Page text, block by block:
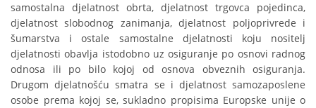
samostalna djelatnost obrta, djelatnost trgovca pojedinca,
djelatnost slobodnog zanimanja, djelatnost poljoprivrede i
šumarstva i ostale samostalne djelatnosti koju nositelj
djelatnosti obavlja istodobno uz osiguranje po osnovi radnog
odnosa ili po bilo kojoj od osnova obveznih osiguranja.
Drugom djelatnošću smatra se i djelatnost samozaposlene
osobe prema kojoj se, sukladno propisima Europske unije o